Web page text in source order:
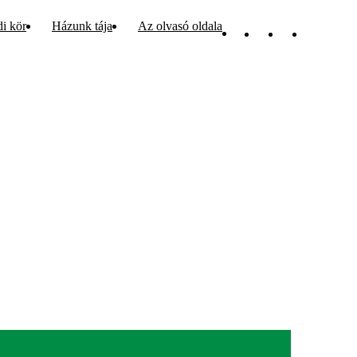
kör Házunk tája Az olvasó oldala